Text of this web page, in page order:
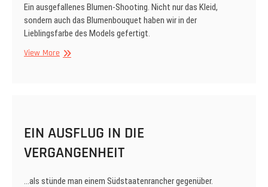
Ein ausgefallenes Blumen-Shooting. Nicht nur das Kleid,
sondern auch das Blumenbouquet haben wir in der
Lieblingsfarbe des Models gefertigt.
View MoreLady
EIN AUSFLUG IN DIE
VERGANGENHEIT
…als stünde man einem Südstaatenrancher gegenüber.